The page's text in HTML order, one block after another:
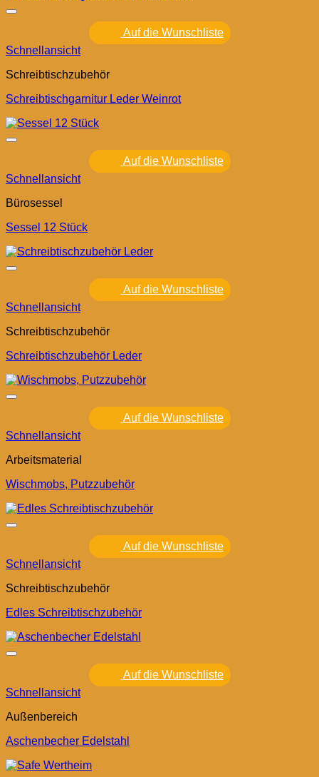
Auf die Wunschliste
Schnellansicht
Schreibtischzubehör
Schreibtischgarnitur Leder Weinrot
Auf die Wunschliste
Schnellansicht
Bürosessel
Sessel 12 Stück
Auf die Wunschliste
Schnellansicht
Schreibtischzubehör
Schreibtischzubehör Leder
Auf die Wunschliste
Schnellansicht
Arbeitsmaterial
Wischmobs, Putzzubehör
Auf die Wunschliste
Schnellansicht
Schreibtischzubehör
Edles Schreibtischzubehör
Auf die Wunschliste
Schnellansicht
Außenbereich
Aschenbecher Edelstahl